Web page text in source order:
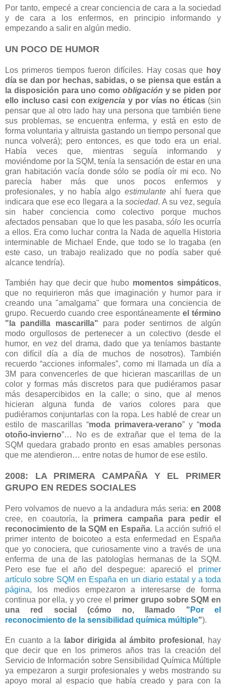
Por tanto, empecé a crear conciencia de cara a la sociedad
y de cara a los enfermos, en principio informando y
empezando a salir en algún medio.
UN POCO DE HUMOR
Los primeros tiempos fueron difíciles. Hay cosas que hoy
día se dan por hechas, sabidas, o se piensa que están a
la disposición para uno como obligación y se piden por
ello incluso casi con exigencia y por vías no éticas(sin
pensar que al otro lado hay una persona que también tiene
sus problemas, se encuentra enferma, y está en esto de
forma voluntaria y altruista gastando un tiempo personal que
nunca volverá); pero entonces, es que todo era un erial.
Había veces que, mientras seguía informando y
moviéndome por la SQM, tenía la sensación de estar en una
gran habitación vacía donde sólo se podía oír mi eco. No
parecía haber más que unos pocos enfermos y
profesionales, y no había algo estimulante ahí fuera que
indicara que ese eco llegara a lasociedad. A su vez, seguía
sin haber conciencia como colectivo porque muchos
afectados pensaban que lo que les pasaba,sólo les ocurría
a ellos. Era como luchar contra la Nada de aquella Historia
interminable de Michael Ende, que todo se lo tragaba (en
este caso, un trabajo realizado que no podía saber qué
alcance tendría).
También hay que decir que hubo momentos simpáticos,
que no requirieron más que imaginación y humor para ir
creando una "amalgama" que formara una conciencia de
grupo. Recuerdo cuando cree espontáneamente el término
"la pandilla mascarilla" para poder sentirnos de algún
modo orgullosos de pertenecer a un colectivo (desde el
humor, en vez del drama, dado que ya teníamos bastante
con difícil día a día de muchos de nosotros). También
recuerdo “acciones informales”, como mi llamada un día a
3M para convencerles de que hicieran mascarillas de un
color y formas más discretos para que pudiéramos pasar
más desapercibidos en la calle; o sino, que al menos
hicieran alguna funda de varios colores para que
pudiéramos conjuntarlas con la ropa. Les hablé de crear un
estilo de mascarillas “moda primavera-verano” y “moda
otoño-invierno”… No es de extrañar que el tema de la
SQM quedara grabado pronto en esas amables personas
que me atendieron… entre notas de humor de ese estilo.
2008: LA PRIMERA CAMPAÑA Y EL PRIMER
GRUPO EN REDES SOCIALES
Pero volvamos de nuevo a la andadura más seria: en 2008
cree, en coautoría, la primera campaña para pedir el
reconocimiento de la SQM en España. La acción sufrió el
primer intento de boicoteo a esta enfermedad en España
que yo conociera, que curiosamente vino a través de una
enferma de una de las patologías hermanas de la SQM.
Pero ese fue el año del despegue: apareció el primer
artículo sobre SQM en España en un diario estatal y a toda
página, los medios empezaron a interesarse de forma
continua por ella, y yo cree el primer grupo sobre SQM en
una red social (cómo no, llamado " Por el
reconocimiento de la sensibilidad química múltiple").
En cuanto a la labor dirigida al ámbito profesional , hay
que decir que en los primeros años tras la creación del
Servicio de Información sobre Sensibilidad Química Múltiple
ya empezaron a surgir profesionales y webs mostrando su
apoyo moral al espacio que había creado y para con la